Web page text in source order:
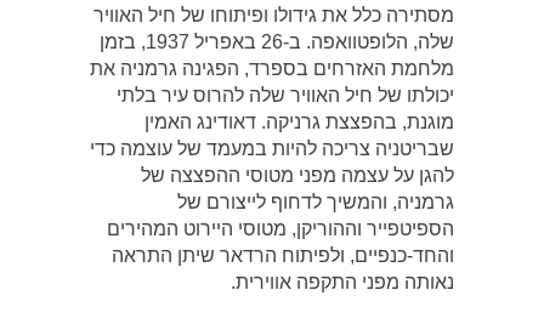
מסתירה כלל את גידולו ופיתוחו של חיל האוויר
שלה, הלופטוואפה. ב-26 באפריל 1937, בזמן
מלחמת האזרחים בספרד, הפגינה גרמניה את
יכולתו של חיל האוויר שלה להרוס עיר בלתי
מוגנת, בהפצצת גרניקה. דאודינג האמין
שבריטניה צריכה להיות במעמד של עוצמה כדי
להגן על עצמה מפני מטוסי ההפצצה של
גרמניה, והמשיך לדחוף לייצורם של
הספיטפייר וההוריקן, מטוסי היירוט המהירים
והחד-כנפיים, ולפיתוח הרדאר שיתן התראה
נאותה מפני התקפה אווירית.